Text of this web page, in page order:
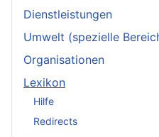
Dienstleistungen
Umwelt (spezielle
Organisationen
Lexikon
Hilfe
Redirects